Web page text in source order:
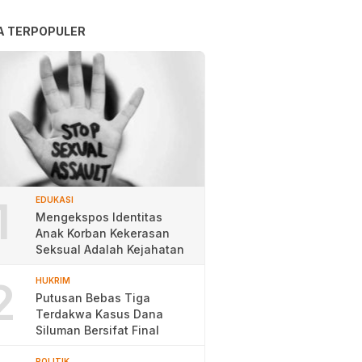
TERPOPULER
EDUKASI
Mengekspos Identitas
Anak Korban Kekerasan
Seksual Adalah Kejahatan
HUKRIM
Putusan Bebas Tiga
Terdakwa Kasus Dana
Siluman Bersifat Final